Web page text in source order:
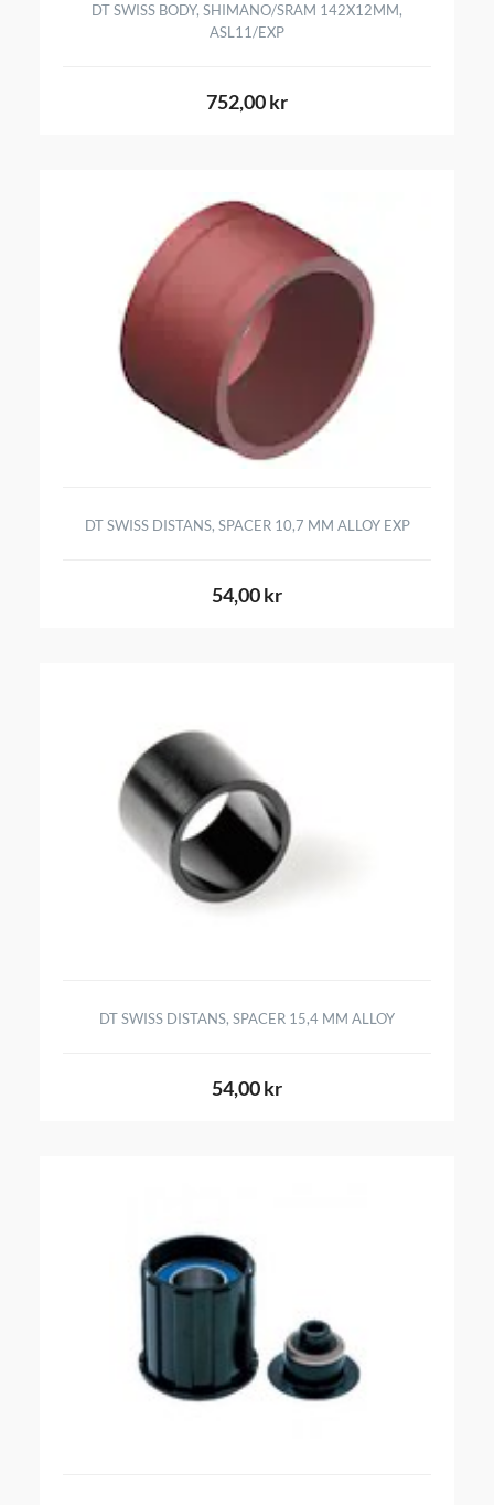
DT SWISS BODY, SHIMANO/SRAM 142X12MM,
ASL11/EXP
752,00 kr
DT SWISS DISTANS, SPACER 10,7 MM ALLOY EXP
54,00 kr
DT SWISS DISTANS, SPACER 15,4 MM ALLOY
54,00 kr